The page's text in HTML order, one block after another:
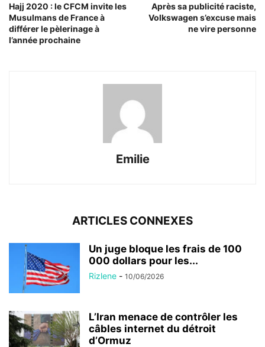
Hajj 2020 : le CFCM invite les
Musulmans de France à
différer le pèlerinage à
l’année prochaine
Après sa publicité raciste,
Volkswagen s’excuse mais
ne vire personne
Emilie
ARTICLES CONNEXES
Un juge bloque les frais de 100
000 dollars pour les...
Rizlene - 10/06/2026
L’Iran menace de contrôler les
câbles internet du détroit
d’Ormuz